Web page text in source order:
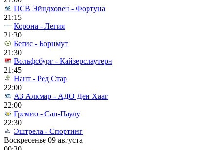
ПСВ Эйндховен - Фортуна
21:15
Корона - Легия
21:30
Бетис - Борнмут
21:30
Вольфсбург - Кайзерслаутерн
21:45
Нант - Ред Стар
22:00
АЗ Алкмар - АДО Ден Хааг
22:00
Гремио - Сан-Паулу
22:30
Эштрела - Спортинг
Воскресенье 09 августа